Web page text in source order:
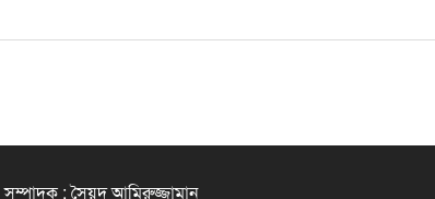
সম্পাদক : সৈয়দ আমিরুজ্জামান